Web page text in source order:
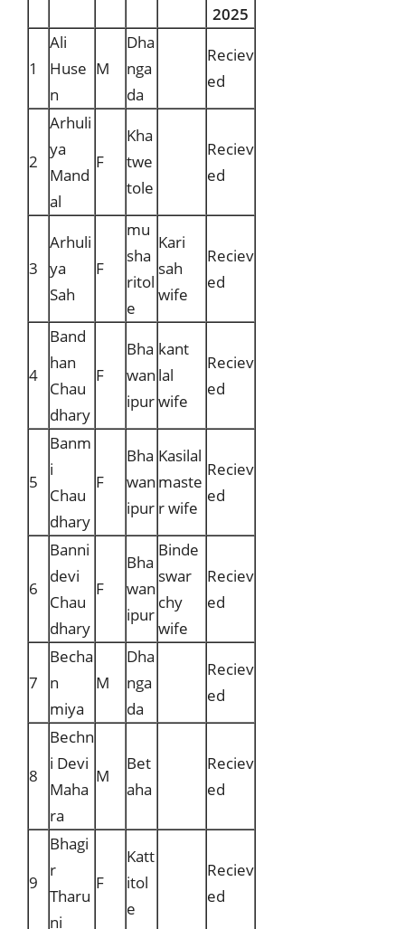
2025
1
Ali
Huse
n
M
Dha
nga
da
Reciev
ed
2
Arhuli
ya
Mand
al
F
Kha
twe
tole
Reciev
ed
3
Arhuli
ya
Sah
F
mu
sha
ritol
e
Kari
sah
wife
Reciev
ed
4
Band
han
Chau
dhary
F
Bha
wan
ipur
kant
lal
wife
Reciev
ed
5
Banm
i
Chau
dhary
F
Bha
wan
ipur
Kasilal
maste
r wife
Reciev
ed
6
Banni
devi
Chau
dhary
F
Bha
wan
ipur
Binde
swar
chy
wife
Reciev
ed
7
Becha
n
miya
M
Dha
nga
da
Reciev
ed
8
Bechn
i Devi
Maha
ra
M
Bet
aha
Reciev
ed
9
Bhagi
r
Tharu
ni
F
Katt
itol
e
Reciev
ed